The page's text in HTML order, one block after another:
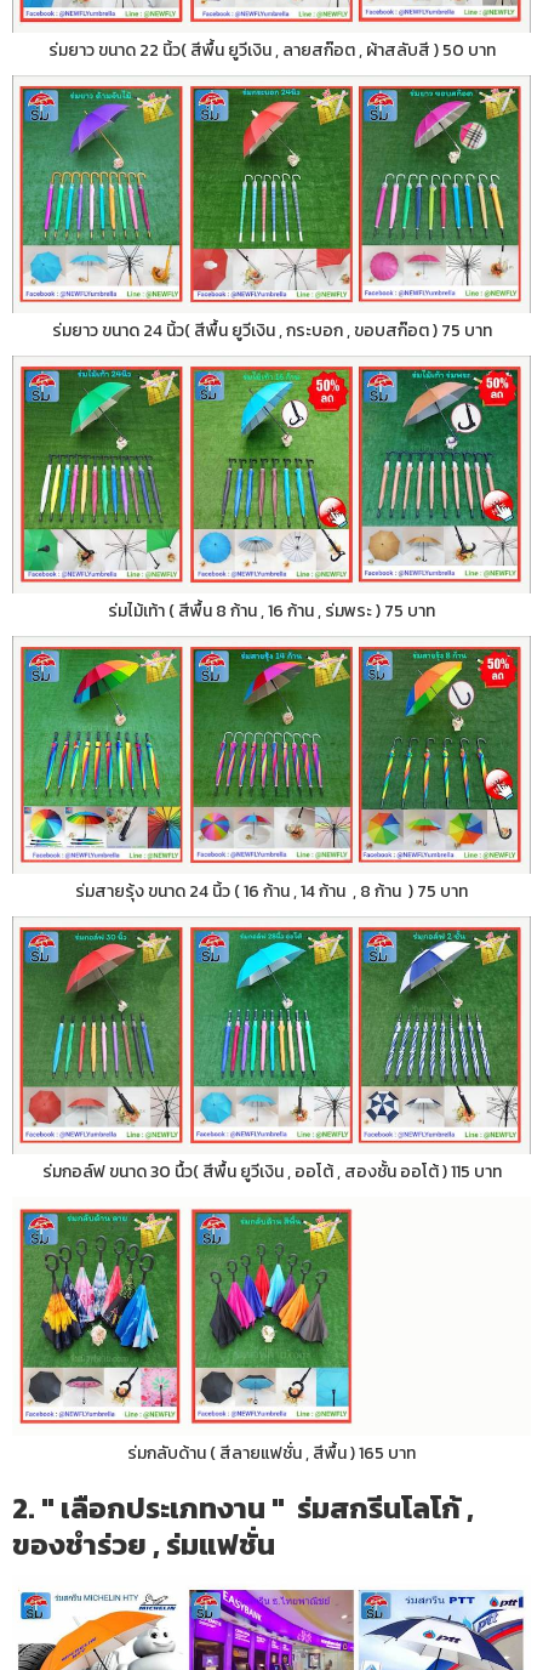
ร่มยาว ขนาด 22 นิ้ว( สีพื้น ยูวีเงิน , ลายสก๊อต , ผ้าสลับสี ) 50 บาท
ร่มยาว ขนาด 24 นิ้ว( สีพื้น ยูวีเงิน , กระบอก , ขอบสก๊อต ) 75 บาท
ร่มไม้เท้า ( สีพื้น 8 ก้าน , 16 ก้าน , ร่มพระ ) 75 บาท
ร่มสายรุ้ง ขนาด 24 นิ้ว ( 16 ก้าน , 14 ก้าน , 8 ก้าน ) 75 บาท
ร่มกอล์ฟ ขนาด 30 นื้ว( สีพื้น ยูวีเงิน , ออโต้ , สองชั้น ออโต้ ) 115 บาท
ร่มกลับด้าน ( สีลายแฟชั่น , สีพื้น ) 165 บาท
2. " เลือกประเภทงาน " ร่มสกรีนโลโก้ ,
ของชำร่วย , ร่มแฟชั่น